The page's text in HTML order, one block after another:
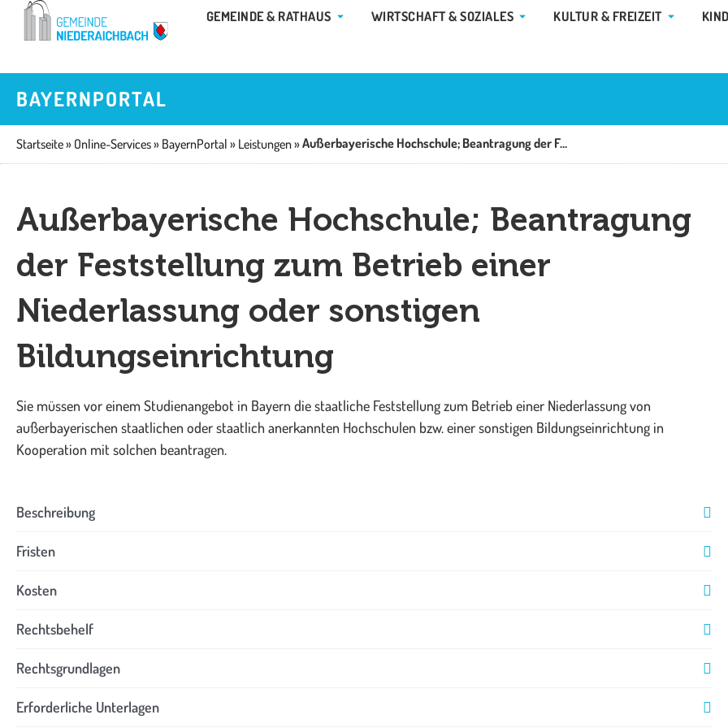
Zum
GEMEINDE & RATHAUS ÖFFNE GEMEINDE & RATHAUS
WIRTSCHAFT & SOZIALES ÖFFNE WIRTSCHAFT & SOZIALES
KULTUR & FREIZEIT ÖFFNE
BAYERNPORTAL
Startseite» Online-Services» BayernPortal » Leistungen» Außerbayerische Hochschule; Beantragung der Feststellung zum Betrieb einer Niederlassung oder sonstigen Bildungseinrichtung
Außerbayerische Hochschule; Beantragung
der Feststellung zum Betrieb einer
Niederlassung oder sonstigen
Bildungseinrichtung
Sie müssen vor einem Studienangebot in Bayern die staatliche Feststellung zum Betrieb einer Niederlassung von
außerbayerischen staatlichen oder staatlich anerkannten Hochschulen bzw. einer sonstigen Bildungseinrichtung in
Kooperation mit solchen beantragen.
Beschreibung
Fristen
Kosten
Rechtsbehelf
Rechtsgrundlagen
Erforderliche Unterlagen